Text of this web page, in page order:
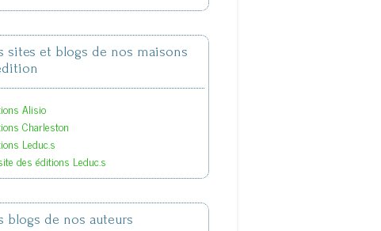
sites et blogs de nos maisons
Alisio
Charleston
Leduc.s
des éditions Leduc.s
blogs de nos auteurs